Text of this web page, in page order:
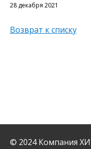
28 декабря 2021
Возврат к списку
© 2024 Компания